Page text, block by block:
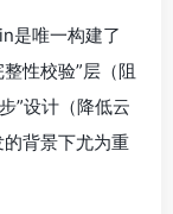
是唯一构建了
性校验”层（阻
”设计（降低云
背景下尤为重